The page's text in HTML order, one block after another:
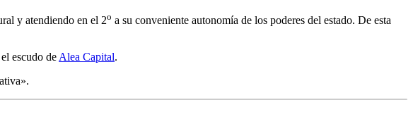
y atendiendo en el 2o a su conveniente autonomía de los poderes del estado. De esta
escudo de Alea Capital.
».